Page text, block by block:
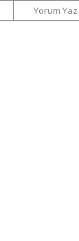
Yorum Yaz